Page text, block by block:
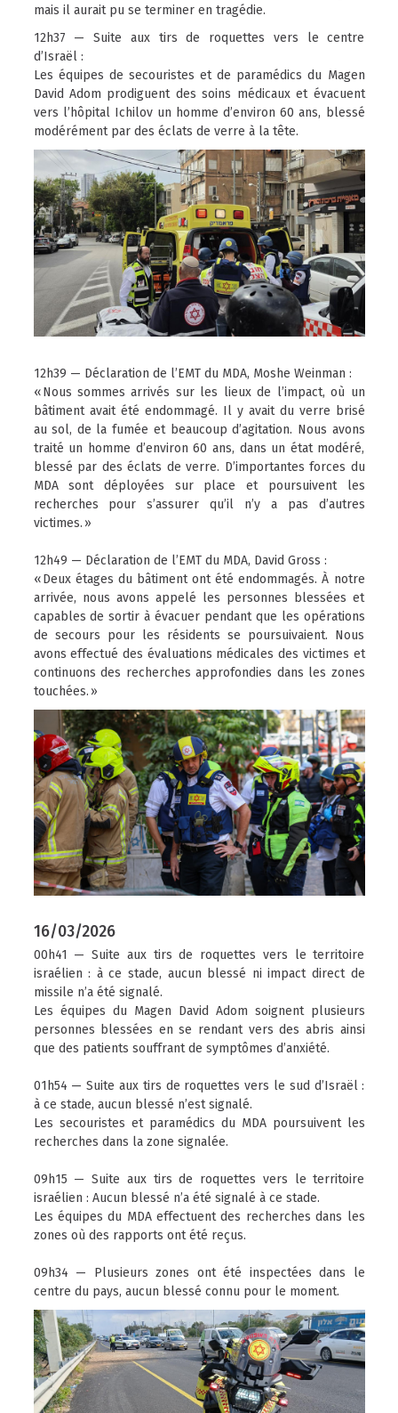
mais il aurait pu se terminer en tragédie.
12h37 — Suite aux tirs de roquettes vers le centre
d’Israël :
Les équipes de secouristes et de paramédics du Magen
David Adom prodiguent des soins médicaux et évacuent
vers l’hôpital Ichilov un homme d’environ 60 ans, blessé
modérément par des éclats de verre à la tête.
12h39 — Déclaration de l’EMT du MDA, Moshe Weinman :
« Nous sommes arrivés sur les lieux de l’impact, où un
bâtiment avait été endommagé. Il y avait du verre brisé
au sol, de la fumée et beaucoup d’agitation. Nous avons
traité un homme d’environ 60 ans, dans un état modéré,
blessé par des éclats de verre. D’importantes forces du
MDA sont déployées sur place et poursuivent les
recherches pour s’assurer qu’il n’y a pas d’autres
victimes. »
12h49 — Déclaration de l’EMT du MDA, David Gross :
« Deux étages du bâtiment ont été endommagés. À notre
arrivée, nous avons appelé les personnes blessées et
capables de sortir à évacuer pendant que les opérations
de secours pour les résidents se poursuivaient. Nous
avons effectué des évaluations médicales des victimes et
continuons des recherches approfondies dans les zones
touchées. »
16/03/2026
00h41 — Suite aux tirs de roquettes vers le territoire
israélien : à ce stade, aucun blessé ni impact direct de
missile n’a été signalé.
Les équipes du Magen David Adom soignent plusieurs
personnes blessées en se rendant vers des abris ainsi
que des patients souffrant de symptômes d’anxiété.
01h54 — Suite aux tirs de roquettes vers le sud d’Israël :
à ce stade, aucun blessé n’est signalé.
Les secouristes et paramédics du MDA poursuivent les
recherches dans la zone signalée.
09h15 — Suite aux tirs de roquettes vers le territoire
israélien : Aucun blessé n’a été signalé à ce stade.
Les équipes du MDA effectuent des recherches dans les
zones où des rapports ont été reçus.
09h34 — Plusieurs zones ont été inspectées dans le
centre du pays, aucun blessé connu pour le moment.